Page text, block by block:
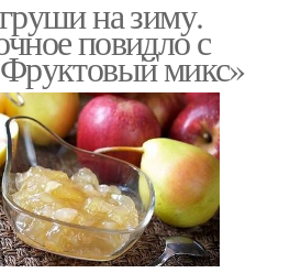
на зиму.
повидло с
микс»